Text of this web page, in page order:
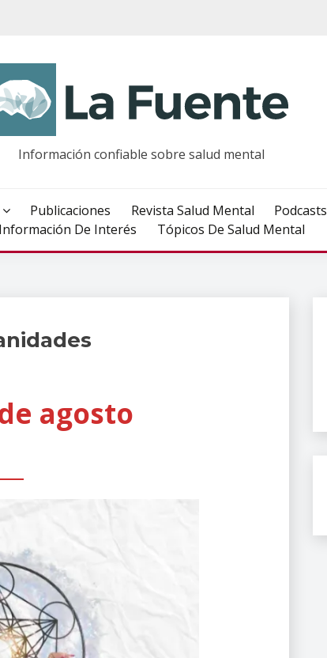
Información confiable sobre salud mental
Publicaciones Revista Salud Mental Podcasts
Información De Interés
Tópicos De Salud Mental
agosto